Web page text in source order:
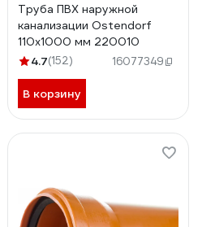
Труба ПВХ наружной
канализации Ostendorf
110х1000 мм 220010
4.7(152) 16077349
В корзину